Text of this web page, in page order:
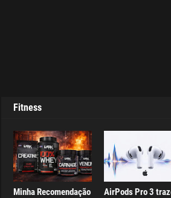
Fitness
Minha Recomendação
AirPods Pro 3